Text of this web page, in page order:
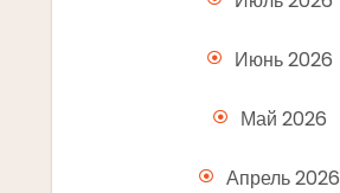
Июнь 2026
Май 2026
Апрель 2026